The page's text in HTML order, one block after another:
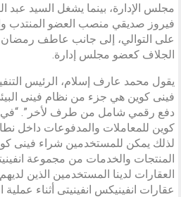
مجلس الإدارة، بينما يشغل السيد عبد
فيروز صديقي منصب العضو المنتدب
على التوالي، إلى جانب عاطف
الجلاف كعضو مجلس إدارة.
يقول محمد عارف إسلام، الرئيس
فينى كوين هي جزء من نظام فينى
دفع رقمي شامل من طرف لأخر”. “في
كوين للمعاملات والمدفوعات داخل
لذلك يمكن للمستخدمين شراء فينى
المنتجات والخدمات من مجموعة
العقارات لدينا المستخدمين الذين
عقارات انفينيكس انفينيتى أثناء